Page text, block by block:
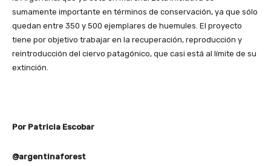
sumamente importante en términos de conservación, ya que sólo
quedan entre 350 y 500 ejemplares de huemules. El proyecto
tiene por objetivo trabajar en la recuperación, reproducción y
reintroducción del ciervo patagónico, que casi está al límite de su
extinción.
Por Patricia Escobar
@argentinaforest